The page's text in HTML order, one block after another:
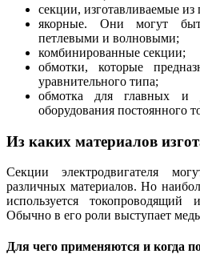
секции, изготавливаемые
якорные. Они могут
петлевыми и волновыми;
комбинированные секции;
обмотки, которые
уравнительного типа;
обмотка для главных и
оборудования постоянного
Из каких материалов
Секции электродвигателя
различных материалов. Но
используется
Обычно в его роли выступает
Для чего применяются и когда